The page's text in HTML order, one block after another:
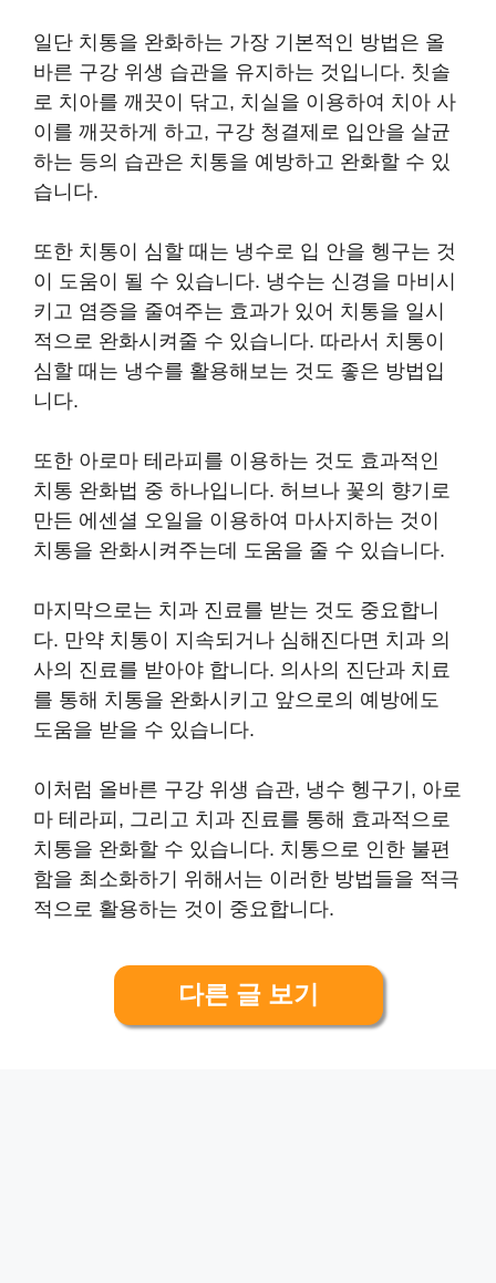
일단 치통을 완화하는 가장 기본적인 방법은 올
바른 구강 위생 습관을 유지하는 것입니다. 칫솔
로 치아를 깨끗이 닦고, 치실을 이용하여 치아 사
이를 깨끗하게 하고, 구강 청결제로 입안을 살균
하는 등의 습관은 치통을 예방하고 완화할 수 있
습니다.
또한 치통이 심할 때는 냉수로 입 안을 헹구는 것
이 도움이 될 수 있습니다. 냉수는 신경을 마비시
키고 염증을 줄여주는 효과가 있어 치통을 일시
적으로 완화시켜줄 수 있습니다. 따라서 치통이
심할 때는 냉수를 활용해보는 것도 좋은 방법입
니다.
또한 아로마 테라피를 이용하는 것도 효과적인
치통 완화법 중 하나입니다. 허브나 꽃의 향기로
만든 에센셜 오일을 이용하여 마사지하는 것이
치통을 완화시켜주는데 도움을 줄 수 있습니다.
마지막으로는 치과 진료를 받는 것도 중요합니
다. 만약 치통이 지속되거나 심해진다면 치과 의
사의 진료를 받아야 합니다. 의사의 진단과 치료
를 통해 치통을 완화시키고 앞으로의 예방에도
도움을 받을 수 있습니다.
이처럼 올바른 구강 위생 습관, 냉수 헹구기, 아로
마 테라피, 그리고 치과 진료를 통해 효과적으로
치통을 완화할 수 있습니다. 치통으로 인한 불편
함을 최소화하기 위해서는 이러한 방법들을 적극
적으로 활용하는 것이 중요합니다.
다른 글 보기